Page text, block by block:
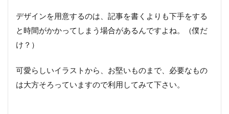
デザインを用意するのは、記事を書くよりも下手をする
と時間がかかってしまう場合があるんですよね。（僕だ
け？）
可愛らしいイラストから、お堅いものまで、必要なもの
は大方そろっていますので利用してみて下さい。